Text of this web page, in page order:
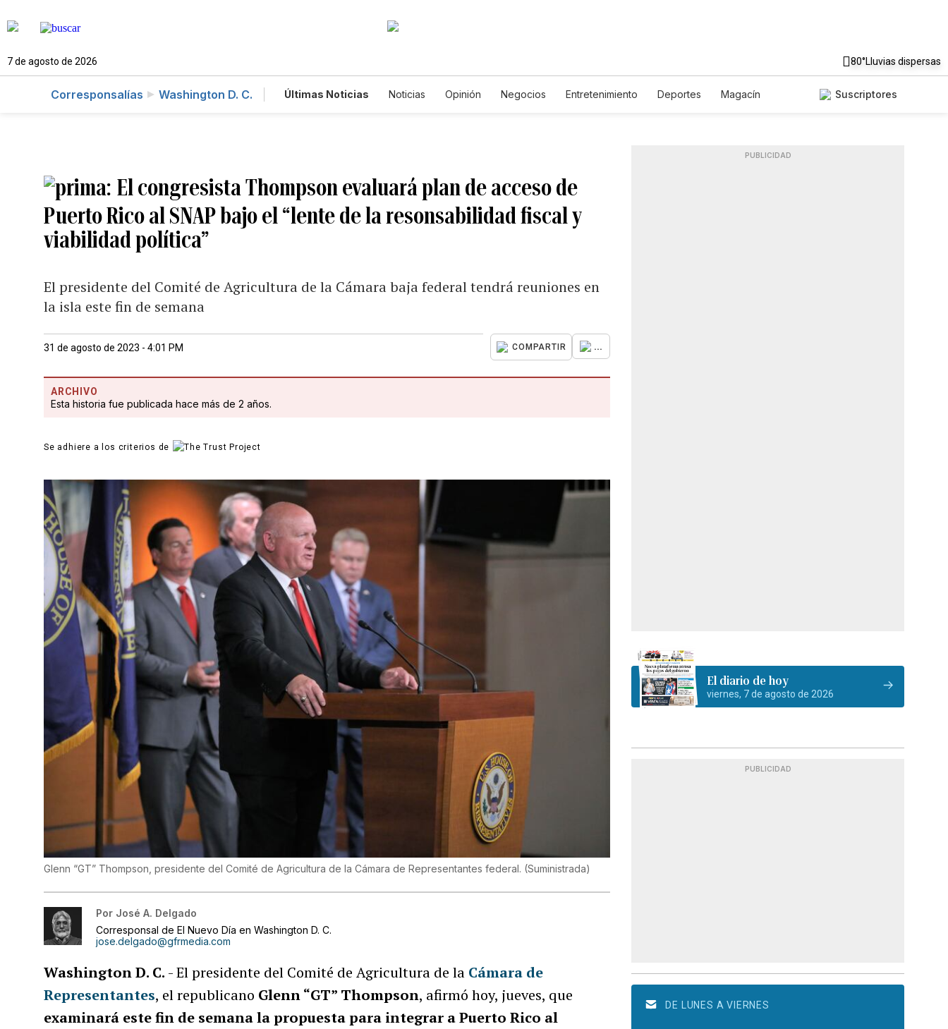
7 de agosto de 2026 80°Lluvias dispersas
Corresponsalías Washington D. C. Últimas Noticias Noticias Opinión Negocios Entretenimiento Deportes
Magacín
Suscriptores
El congresista Thompson evaluará plan de acceso de
Puerto Rico al SNAP bajo el “lente de la resonsabilidad fiscal y
viabilidad política”
El presidente del Comité de Agricultura de la Cámara baja federal tendrá reuniones en
la isla este fin de semana
31 de agosto de 2023 - 4:01 PM COMPARTIR ...
ARCHIVO
Esta historia fue publicada hace más de 2 años.
Se adhiere a los criterios de
Glenn “GT” Thompson, presidente del Comité de Agricultura de la Cámara de Representantes federal. (Suministrada)
Por José A. Delgado
Corresponsal de El Nuevo Día en Washington D. C.
jose.delgado@gfrmedia.com
Washington D. C. - El presidente del Comité de Agricultura de la Cámara de
Representantes, el republicano Glenn “GT” Thompson, afirmó hoy, jueves, que
examinará este fin de semana la propuesta para integrar a Puerto Rico al
PUBLICIDAD
El diario de hoy
viernes, 7 de agosto de 2026
PUBLICIDAD
DE LUNES A VIERNES